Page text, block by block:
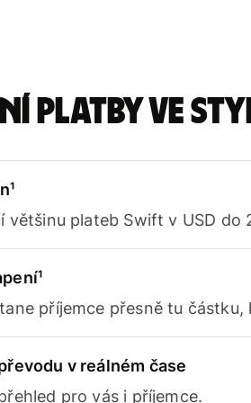
platby ve
většinu plateb Swift v USD do
příjemce přesně tu
v reálném čase
pro vás i příjemce.